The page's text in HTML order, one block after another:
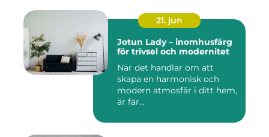
21. jun
Jotun Lady – inomhusfärg
för trivsel och modernitet
När det handlar om att
skapa en harmonisk och
modern atmosfär i ditt hem,
är fär...